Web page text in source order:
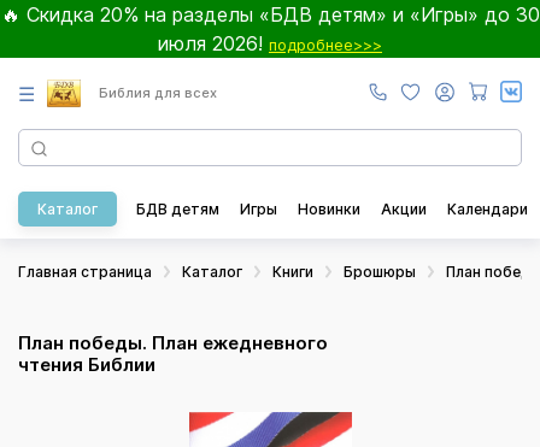
🔥 Скидка 20% на разделы «БДВ детям» и «Игры» до 30
июля 2026! подробнее>>>
☰ Библия для всех
Каталог БДВ детям Игры Новинки Акции Календари
Главная страница Каталог Книги Брошюры План
План победы. План ежедневного
чтения Библии